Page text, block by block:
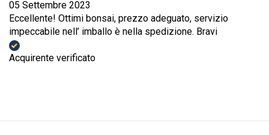
05 Settembre 2023
Eccellente! Ottimi bonsai, prezzo adeguato, servizio
impeccabile nell’ imballo è nella spedizione. Bravi
Acquirente verificato